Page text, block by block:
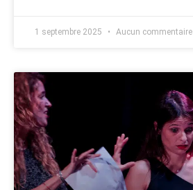
1 septembre 2025 Aucun commentaire